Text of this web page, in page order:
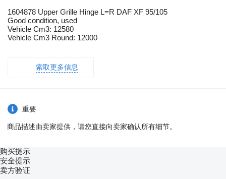
1604878 Upper Grille Hinge L=R DAF XF 95/105
Good condition, used
Vehicle Cm3: 12580
Vehicle Cm3 Round: 12000
索取更多信息
重要
商品描述由卖家提供，请您直接向卖家确认所有细节。
购买提示
安全提示
卖方验证